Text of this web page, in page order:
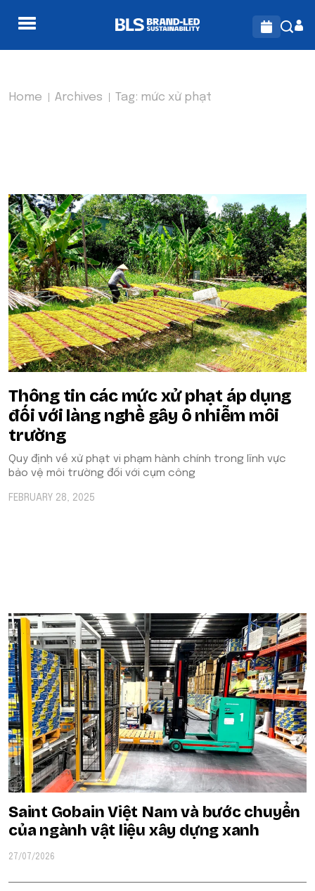
Home Archives Tag: mức xử phạt
Thông tin các mức xử phạt áp dụng
đối với làng nghề gây ô nhiễm môi
trường
Quy định về xử phạt vi phạm hành chính trong lĩnh vực
bảo vệ môi trường đối với cụm công
FEBRUARY 28, 2025
Saint Gobain Việt Nam và bước chuyển
của ngành vật liệu xây dựng xanh
27/07/2026